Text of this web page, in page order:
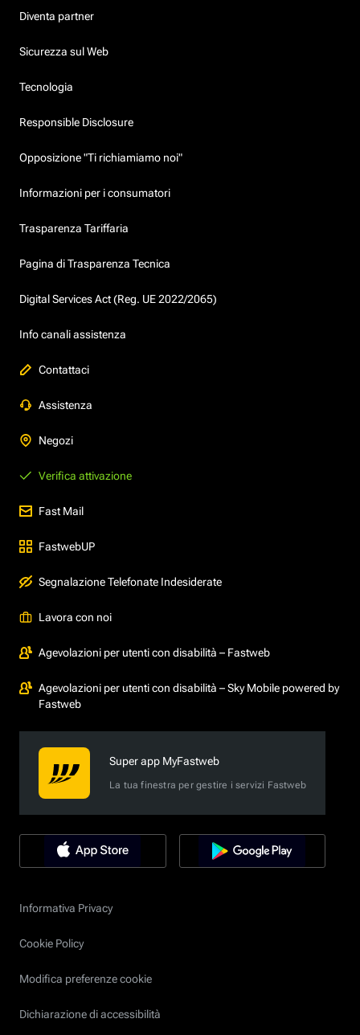
Diventa partner
Sicurezza sul Web
Tecnologia
Responsible Disclosure
Opposizione "Ti richiamiamo noi"
Informazioni per i consumatori
Trasparenza Tariffaria
Pagina di Trasparenza Tecnica
Digital Services Act (Reg. UE 2022/2065)
Info canali assistenza
Contattaci
Assistenza
Negozi
Verifica attivazione
Fast Mail
FastwebUP
Segnalazione Telefonate Indesiderate
Lavora con noi
Agevolazioni per utenti con disabilità – Fastweb
Agevolazioni per utenti con disabilità – Sky Mobile powered by
Fastweb
Super app MyFastweb
La tua finestra per gestire i servizi Fastweb
Informativa Privacy
Cookie Policy
Modifica preferenze cookie
Dichiarazione di accessibilità